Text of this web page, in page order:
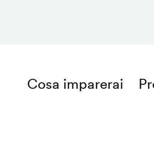
Cosa imparerai